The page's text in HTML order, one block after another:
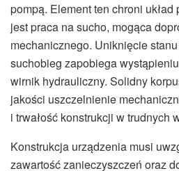
pompą. Element ten chroni
jest praca na sucho, mogąca
mechanicznego. Uniknięcie
suchobieg zapobiega
wirnik hydrauliczny. Solidny
jakości uszczelnienie
i trwałość konstrukcji w trudnych
Konstrukcja urządzenia musi
zawartość zanieczyszczeń oraz